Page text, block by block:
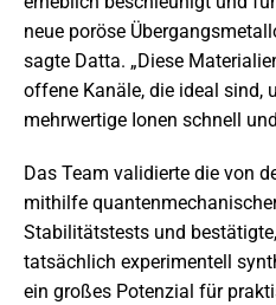
neue poröse
sagte Datta. „Diese
offene Kanäle, die ideal sind,
mehrwertige Ionen schnell
Das Team validierte die von
mithilfe
Stabilitätstests und
tatsächlich experimentell
ein großes Potenzial für